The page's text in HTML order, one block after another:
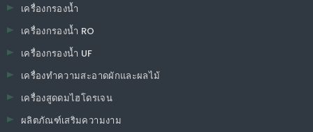
เครื่องกรองน้ำ
เครื่องกรองน้ำ RO
เครื่องกรองน้ำ UF
เครื่องทำความสะอาดผักและผลไม้
เครื่องสูดดมไฮโดรเจน
ผลิตภัณฑ์เสริมความงาม